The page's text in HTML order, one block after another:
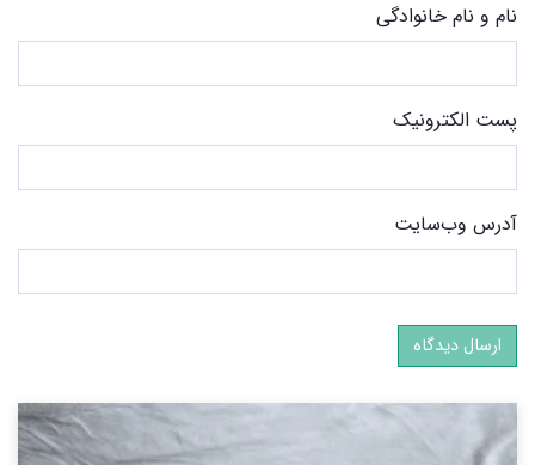
نام و نام خانوادگی
پست الکترونیک
آدرس وب‌سایت
ارسال دیدگاه